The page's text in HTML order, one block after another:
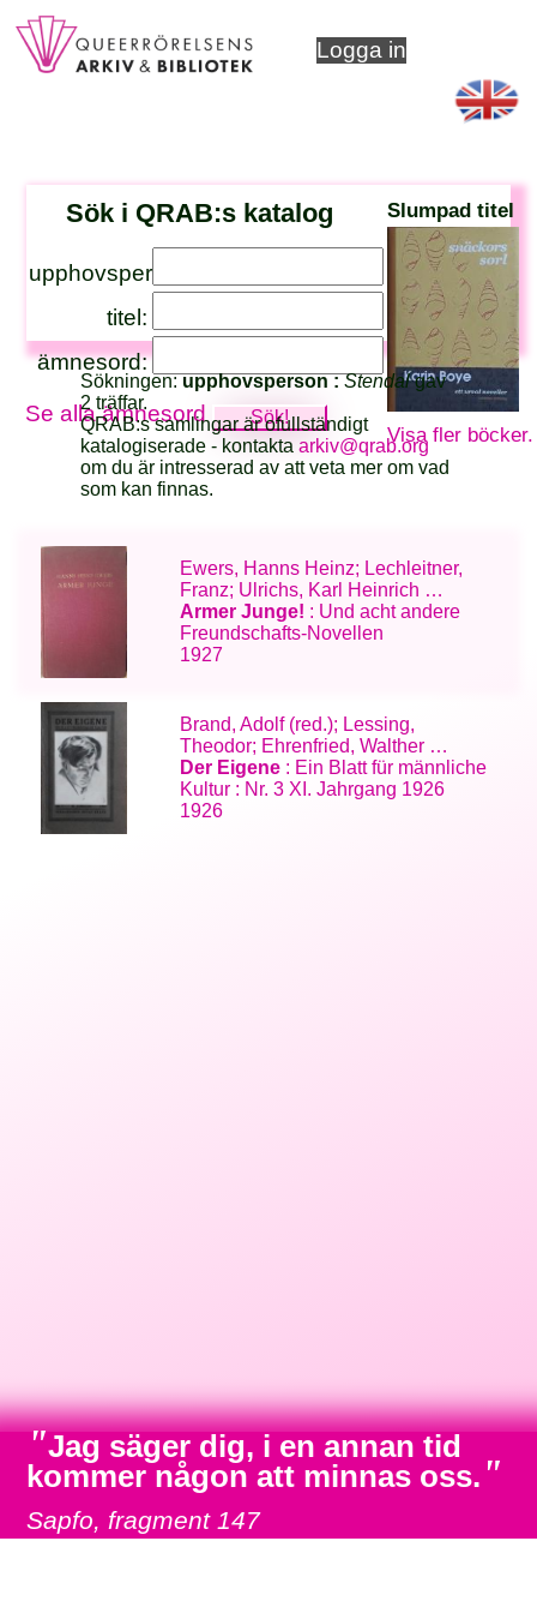
Logga in
Sök i QRAB:s katalog
upphovsperson:
titel:
ämnesord:
Se alla ämnesord
Slumpad titel
Visa fler böcker.
Sökningen:upphovsperson :Stendalgav
2 träffar.
QRAB:s samlingar är ofullständigt
katalogiserade - kontaktaarkiv@qrab.org
om du är intresserad av att veta mer om vad
som kan finnas.
Ewers, Hanns Heinz; Lechleitner,
Franz; Ulrichs, Karl Heinrich …
Armer Junge! : Und acht andere
Freundschafts-Novellen
1927
Brand, Adolf (red.); Lessing,
Theodor; Ehrenfried, Walther …
Der Eigene : Ein Blatt für männliche
Kultur : Nr. 3 XI. Jahrgang 1926
1926
"Jag säger dig, i en annan tid
kommer någon att minnas oss. "
Sapfo, fragment 147